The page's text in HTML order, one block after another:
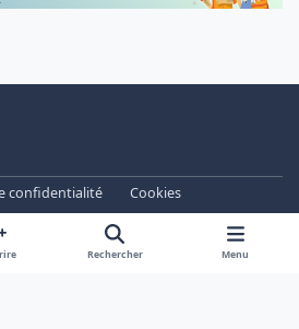
confidentialité
Cookies
- Forum Libre depuis 2003
by
Invision Community
Rechercher Menu